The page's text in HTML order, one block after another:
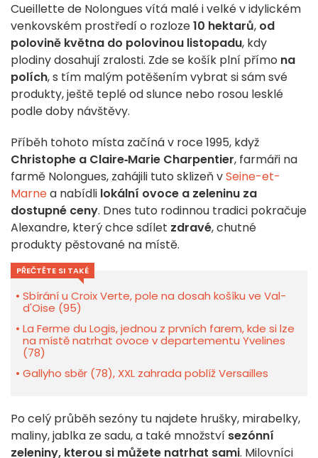
Cueillette de Nolongues vítá malé i velké v idylickém
venkovském prostředí o rozloze10 hektarů, od
polovině května do polovinou listopadu, kdy
plodiny dosahují zralosti. Zde se košík plní přímo na
polích, s tím malým potěšením vybrat si sám své
produkty, ještě teplé od slunce nebo rosou lesklé
podle doby návštěvy.
Příběh tohoto místa začíná v roce 1995, když
Christophe a Claire‑Marie Charpentier, farmáři na
farmě Nolongues, zahájili tuto sklizeň vSeine-et-
Marnea nabídli lokální ovoce a zeleninu za
dostupné ceny. Dnes tuto rodinnou tradici pokračuje
Alexandre, který chce sdílet zdravé, chutné
produkty pěstované na místě.
PŘEČTĚTE SI TAKÉ
Sbírání u Croix Verte, pole na dosah košíku ve Val-
d'Oise (95)
La Ferme du Logis, jednou z prvních farem, kde si lze
na místě natrhat ovoce v departementu Yvelines
(78)
Gallyho sběr (78), XXL zahrada poblíž Versailles
Po celý průběh sezóny tu najdete hrušky, mirabelky,
maliny, jablka ze sadu, a také množství sezónní
zeleniny, kterou si můžete natrhat sami. Milovníci